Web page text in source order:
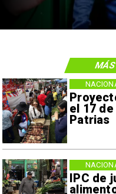
el 17
Patrias
IPC de